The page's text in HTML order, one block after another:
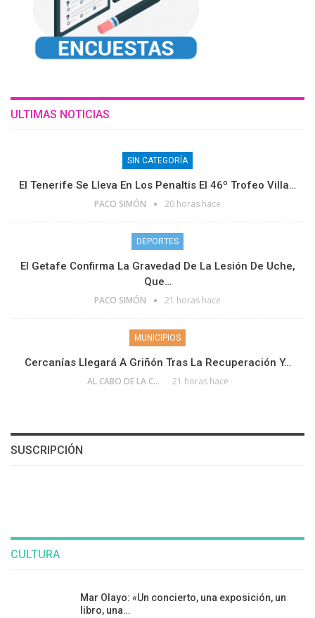
ULTIMAS NOTICIAS
SIN CATEGORÍA
El Tenerife Se Lleva En Los Penaltis El 46º Trofeo Villa…
PACO SIMÓN 20 horas hace
DEPORTES
El Getafe Confirma La Gravedad De La Lesión De Uche,
Que…
PACO SIMÓN 21 horas hace
MUNICIPIOS
Cercanías Llegará A Griñón Tras La Recuperación Y…
AL CABO DE LA CALLE 21 horas hace
SUSCRIPCIÓN
CULTURA
Mar Olayo: «Un concierto, una exposición, un
libro, una…